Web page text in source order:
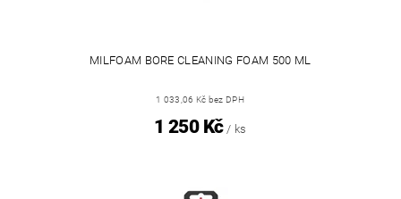
MILFOAM BORE CLEANING FOAM 500 ML
1 033,06 Kč bez DPH
1 250 Kč / ks